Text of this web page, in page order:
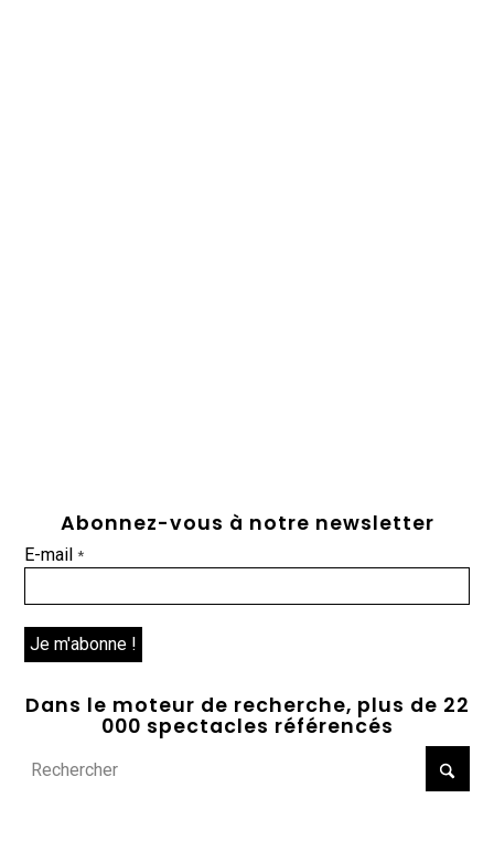
Abonnez-vous à notre newsletter
E-mail*
Dans le moteur de recherche, plus de 22
000 spectacles référencés